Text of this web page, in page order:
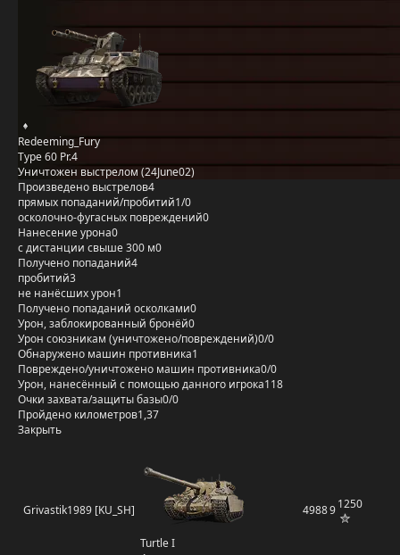
Redeeming_Fury
Type 60 Pr.4
Уничтожен выстрелом (24June02)
Произведено выстрелов4
прямых попаданий/пробитий1/0
осколочно-фугасных повреждений0
Нанесение урона0
с дистанции свыше 300 м0
Получено попаданий4
пробитий3
не нанёсших урон1
Получено попаданий осколками0
Урон, заблокированный бронёй0
Урон союзникам (уничтожено/повреждений)0/0
Обнаружено машин противника1
Повреждено/уничтожено машин противника0/0
Урон, нанесённый с помощью данного игрока118
Очки захвата/защиты базы0/0
Пройдено километров1,37
Закрыть
Grivastik1989 [KU_SH]
Turtle I
498891250